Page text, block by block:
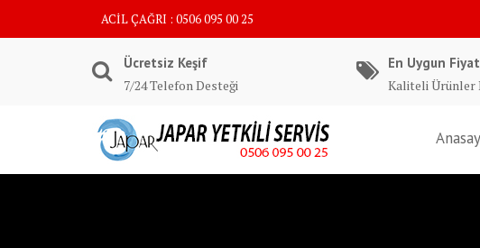
ACİL ÇAĞRI : 0506 095 00 25
Ücretsiz Keşif
7/24 Telefon Desteği
En Uygun Fiyat
Kaliteli Ürünler